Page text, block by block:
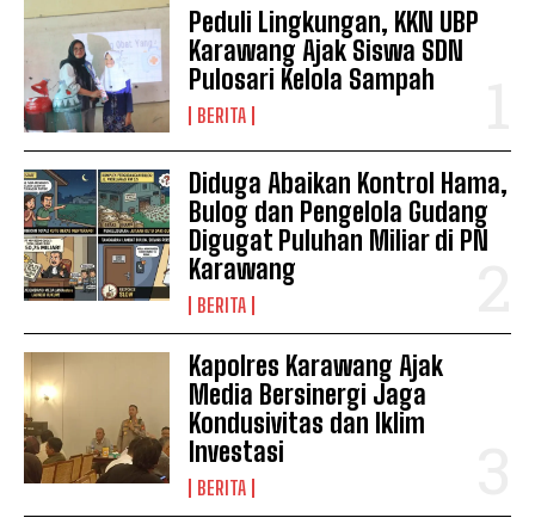
Peduli Lingkungan, KKN UBP
Karawang Ajak Siswa SDN
Pulosari Kelola Sampah
BERITA
Diduga Abaikan Kontrol Hama,
Bulog dan Pengelola Gudang
Digugat Puluhan Miliar di PN
Karawang
BERITA
Kapolres Karawang Ajak
Media Bersinergi Jaga
Kondusivitas dan Iklim
Investasi
BERITA